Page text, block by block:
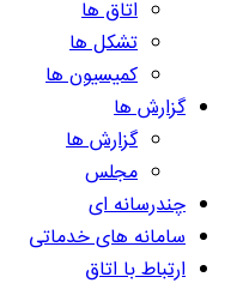
اتاق ها
تشکل ها
کمیسیون ها
گزارش ها
گزارش ها
مجلس
چندرسانه ای
سامانه های خدماتی
ارتباط با اتاق